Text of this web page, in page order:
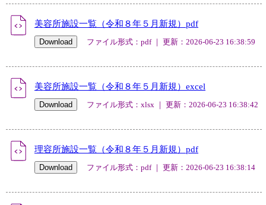
美容所施設一覧（令和８年５月新規）pdf
ファイル形式：pdf ｜ 更新：2026-06-23 16:38:59
美容所施設一覧（令和８年５月新規）excel
ファイル形式：xlsx ｜ 更新：2026-06-23 16:38:42
理容所施設一覧（令和８年５月新規）pdf
ファイル形式：pdf ｜ 更新：2026-06-23 16:38:14